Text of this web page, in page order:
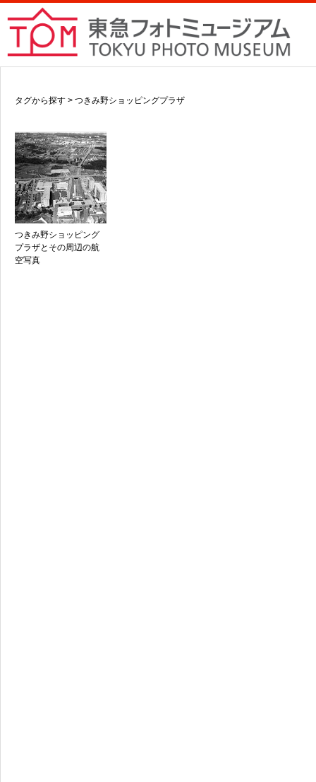
タグから探す > つきみ野ショッピングプラザ
つきみ野ショッピング
プラザとその周辺の航
空写真